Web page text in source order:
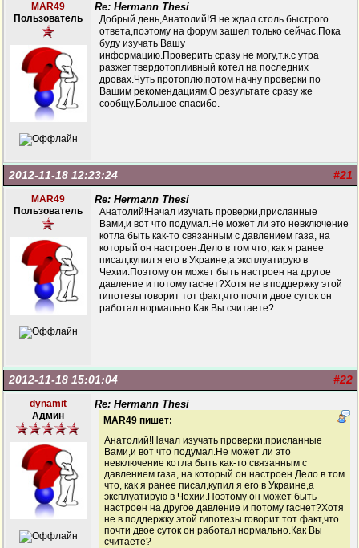
MAR49
Пользователь
Re: Hermann Thesi
Добрый день,Анатолий!Я не ждал столь быстрого
ответа,поэтому на форум зашел только сейчас.Пока
буду изучать Вашу
информацию.Проверить сразу не могу,т.к.с утра
разжег твердотопливный котел на последних
дровах.Чуть протоплю,потом начну проверки по
Вашим рекомендациям.О результате сразу же
сообщу.Большое спасибо.
#21
2012-11-18 12:23:24
MAR49
Пользователь
Re: Hermann Thesi
Анатолий!Начал изучать проверки,присланные
Вами,и вот что подумал.Не может ли это невключение
котла быть как-то связанным с давлением газа, на
который он настроен.Дело в том что, как я ранее
писал,купил я его в Украине,а эксплуатирую в
Чехии.Поэтому он может быть настроен на другое
давление и потому гаснет?Хотя не в поддержку этой
гипотезы говорит тот факт,что почти двое суток он
работал нормально.Как Вы считаете?
#22
2012-11-18 15:01:04
dynamit
Админ
Re: Hermann Thesi
MAR49 пишет:
Анатолий!Начал изучать проверки,присланные
Вами,и вот что подумал.Не может ли это
невключение котла быть как-то связанным с
давлением газа, на который он настроен.Дело в том
что, как я ранее писал,купил я его в Украине,а
эксплуатирую в Чехии.Поэтому он может быть
настроен на другое давление и потому гаснет?Хотя
не в поддержку этой гипотезы говорит тот факт,что
почти двое суток он работал нормально.Как Вы
считаете?